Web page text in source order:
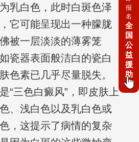
乳白色，此时白斑色泽
它可能呈现出一种朦胧
被一层淡淡的薄雾笼
瓷器表面般洁白的瓷白
色素已几乎尽量脱失。
“三色白癜风”，即皮肤上
、浅白色以及乳白色或
，这提示了病情的复杂
报
名
全
国
公
益
援
助